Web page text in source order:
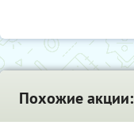
Похожие акции: